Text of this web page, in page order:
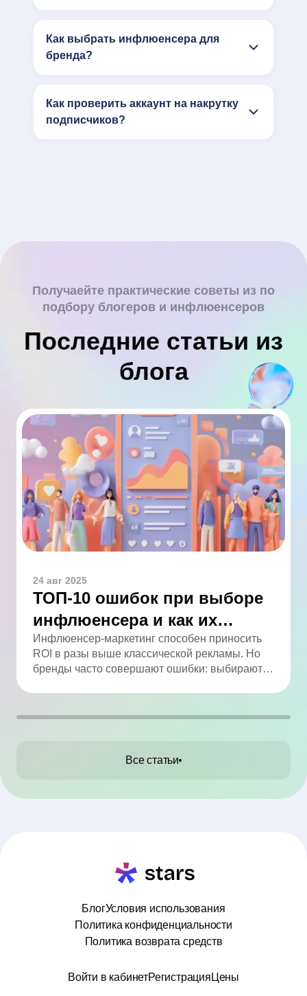
Как выбрать инфлюенсера для
бренда?
Как проверить аккаунт на накрутку
подписчиков?
Получаейте практические советы из по
подбору блогеров и инфлюенсеров
Последние статьи из
блога
24 авг 2025
ТОП-10 ошибок при выборе
инфлюенсера и как их
избежать
Инфлюенсер-маркетинг способен приносить
ROI в разы выше классической рекламы. Но
бренды часто совершают ошибки: выбирают
работают без договора. В статье мы собрали
Все статьи
БлогУсловия использования
Политика конфиденциальности
Политика возврата средств
Войти в кабинетРегистрация Цены